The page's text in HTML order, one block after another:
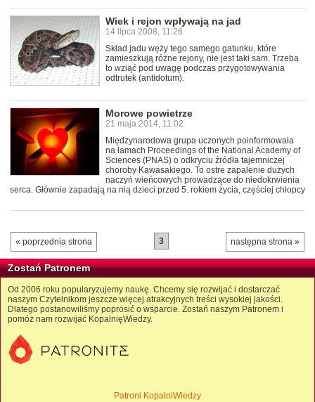
Wiek i rejon wpływają na jad
14 lipca 2008, 11:26
Skład jadu węży tego samego gatunku, które
zamieszkują różne rejony, nie jest taki sam. Trzeba
to wziąć pod uwagę podczas przygotowywania
odtrutek (antidotum).
Morowe powietrze
21 maja 2014, 11:02
Międzynarodowa grupa uczonych poinformowała
na łamach Proceedings of the National Academy of
Sciences (PNAS) o odkryciu źródła tajemniczej
choroby Kawasakiego. To ostre zapalenie dużych
naczyń wieńcowych prowadzące do niedokrwienia
serca. Głównie zapadają na nią dzieci przed 5. rokiem życia, częściej chłopcy
« poprzednia strona następna strona »
3
Zostań Patronem
Od 2006 roku popularyzujemy naukę. Chcemy się rozwijać i dostarczać
naszym Czytelnikom jeszcze więcej atrakcyjnych treści wysokiej jakości.
Dlatego postanowiliśmy poprosić o wsparcie. Zostań naszym Patronem i
pomóż nam rozwijać KopalnięWiedzy.
Patroni KopalniWiedzy